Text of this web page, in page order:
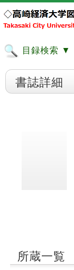
目録検索 ▼
書誌詳細
所蔵一覧